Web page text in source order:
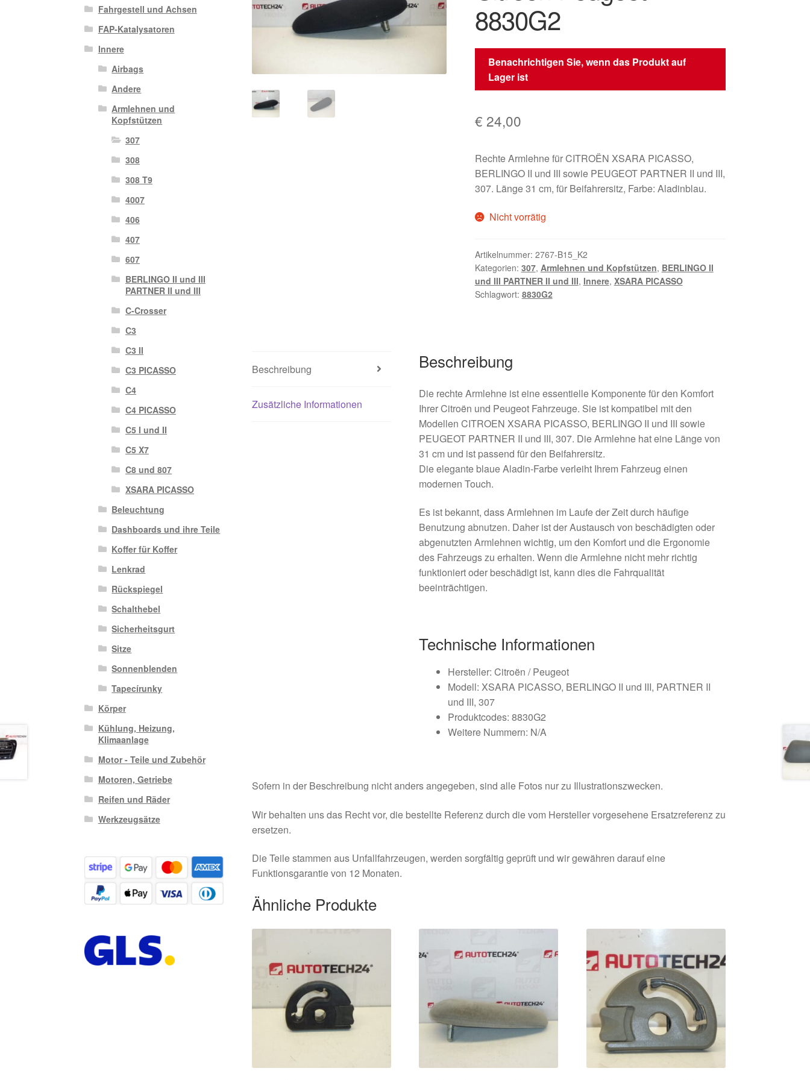
8830G2
Benachrichtigen Sie, wenn das Produkt auf
Lager ist
€ 24,00
Rechte Armlehne für CITROËN XSARA PICASSO,
BERLINGO II und III sowie PEUGEOT PARTNER II und III,
307. Länge 31 cm, für Beifahrersitz, Farbe: Aladinblau.
Nicht vorrätig
Artikelnummer: 2767-B15_K2
Kategorien: 307, Armlehnen und Kopfstützen, BERLINGO II
und III PARTNER II und III, Innere, XSARA PICASSO
Schlagwort: 8830G2
Beschreibung
Zusätzliche Informationen
Beschreibung
Die rechte Armlehne ist eine essentielle Komponente für den Komfort
Ihrer Citroën und Peugeot Fahrzeuge. Sie ist kompatibel mit den
Modellen CITROEN XSARA PICASSO, BERLINGO II und III sowie
PEUGEOT PARTNER II und III, 307. Die Armlehne hat eine Länge von
31 cm und ist passend für den Beifahrersitz.
Die elegante blaue Aladin-Farbe verleiht Ihrem Fahrzeug einen
modernen Touch.
Es ist bekannt, dass Armlehnen im Laufe der Zeit durch häufige
Benutzung abnutzen. Daher ist der Austausch von beschädigten oder
abgenutzten Armlehnen wichtig, um den Komfort und die Ergonomie
des Fahrzeugs zu erhalten. Wenn die Armlehne nicht mehr richtig
funktioniert oder beschädigt ist, kann dies die Fahrqualität
beeinträchtigen.
Technische Informationen
Hersteller: Citroën / Peugeot
Modell: XSARA PICASSO, BERLINGO II und III, PARTNER II
und III, 307
Produktcodes: 8830G2
Weitere Nummern: N/A
Sofern in der Beschreibung nicht anders angegeben, sind alle Fotos nur zu Illustrationszwecken.
Wir behalten uns das Recht vor, die bestellte Referenz durch die vom Hersteller vorgesehene Ersatzreferenz zu
ersetzen.
Die Teile stammen aus Unfallfahrzeugen, werden sorgfältig geprüft und wir gewähren darauf eine
Funktionsgarantie von 12 Monaten.
Ähnliche Produkte
Fahrgestell und Achsen
FAP-Katalysatoren
Innere
Airbags
Andere
Armlehnen und
Kopfstützen
307
308
308 T9
4007
406
407
607
BERLINGO II und III
PARTNER II und III
C-Crosser
C3
C3 II
C3 PICASSO
C4
C4 PICASSO
C5 I und II
C5 X7
C8 und 807
XSARA PICASSO
Beleuchtung
Dashboards und ihre Teile
Koffer für Koffer
Lenkrad
Rückspiegel
Schalthebel
Sicherheitsgurt
Sitze
Sonnenblenden
Tapecírunky
Körper
Kühlung, Heizung,
Klimaanlage
Motor - Teile und Zubehör
Motoren, Getriebe
Reifen und Räder
Werkzeugsätze